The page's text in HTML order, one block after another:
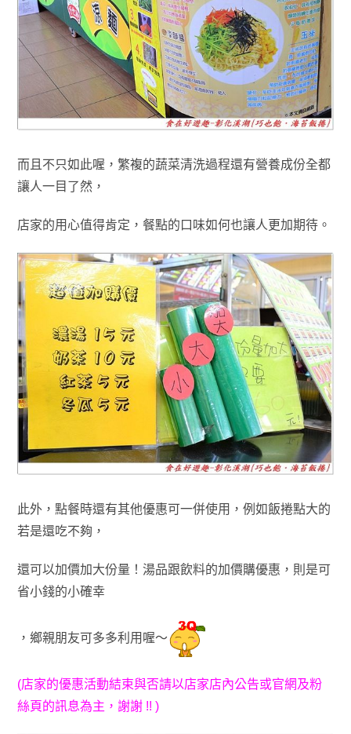
而且不只如此喔， 繁複的蔬菜清洗過程還有營養成份全都
讓人一目了然，
店家的用心值得肯定 ， 餐點的口味如何也讓人更加期待。
此外， 點餐時還有其他優惠可一併使用 ，例如飯捲點大的
若是還吃不夠 ，
還可以加價加大份量！湯品跟飲料的加價購優惠 ，則是可
省小錢的小確幸
，鄉親朋友可多多利用喔～
(店家的優惠活動結束與否請以店家店內公告或官網及粉
絲頁的訊息為主 ，謝謝 !! )